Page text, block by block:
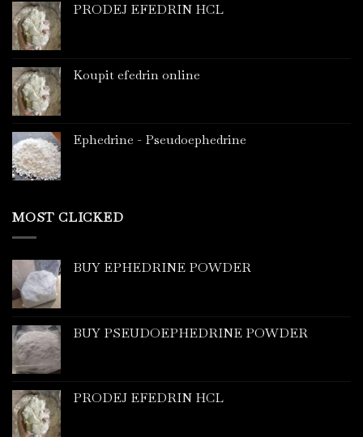
PRODEJ EFEDRIN HCL
Koupit efedrin online
Ephedrine - Pseudoephedrine
MOST CLICKED
BUY EPHEDRINE POWDER
BUY PSEUDOEPHEDRINE POWDER
PRODEJ EFEDRIN HCL